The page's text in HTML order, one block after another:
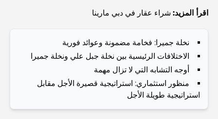
المستشفيات الحكومية في دبي: رعاية صحية شاملة للجميع
أغلى سيارة لامبورغيني على الإطلاق: قائمة هواة الجمع
اقرأ المزيد: شراء عقار في دبي مارينا
نخلة جميرا: فخامة مضمونة وعوائد فورية
الاختلافات الرئيسية بين نخلة جبل علي ونخلة جميرا
أوجه التشابه التي لا تزال مهمة
منظور استثماري: استراتيجية قصيرة الأجل مقابل
استراتيجية طويلة الأجل